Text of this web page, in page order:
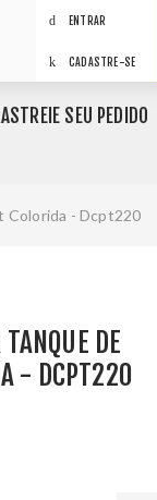
ENTRAR
CADASTRE-SE
SEU PEDIDO
Colorida - Dcpt220
DE
- DCPT220